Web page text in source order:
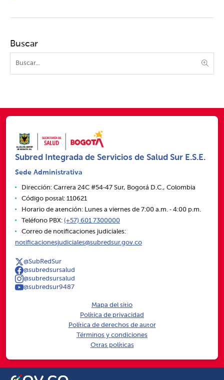
Buscar
Subred Integrada de Servicios de Salud Sur E.S.E.
Sede Administrativa
Dirección: Carrera 24C #54‑47 Sur, Bogotá D.C., Colombia
Código postal: 110621
Horario de atención: Lunes a viernes de 7:00 a.m. ‑ 4:00 p.m.
Teléfono PBX: (+57) 601 7300000
Correo de notificaciones judiciales:
notificacionesjudiciales@subredsur.gov.co
@SubRedSur
@subredsursalud
@subredsursalud
@subredsur9487
Mapa del sitio
Política de privacidad
Política de derechos de autor
Términos y condiciones
Otras políticas